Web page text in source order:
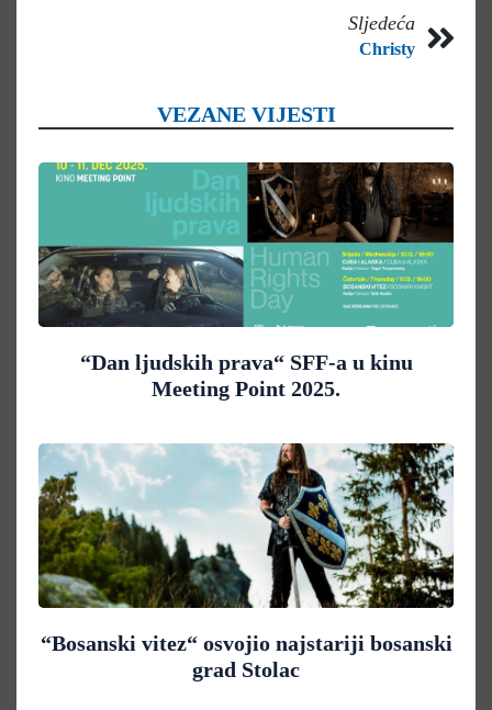
Sljedeća
Christy
VEZANE VIJESTI
“Dan ljudskih prava“ SFF-a u kinu
Meeting Point 2025.
“Bosanski vitez“ osvojio najstariji bosanski
grad Stolac